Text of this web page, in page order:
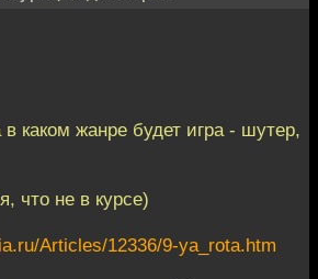
каком жанре будет игра - шутер,
что не в курсе)
Articles/12336/9-ya_rota.htm